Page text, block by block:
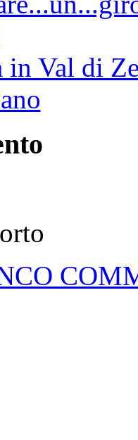
in Val di